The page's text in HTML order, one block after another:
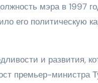
мэра в 1997
его политическую
и развития,
премьер-министра